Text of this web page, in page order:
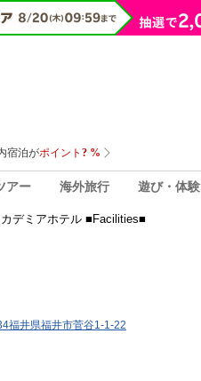
アー 海外旅行 遊び・体験
デミアホテル ■Facilities■
福井県福井市菅谷1-1-22